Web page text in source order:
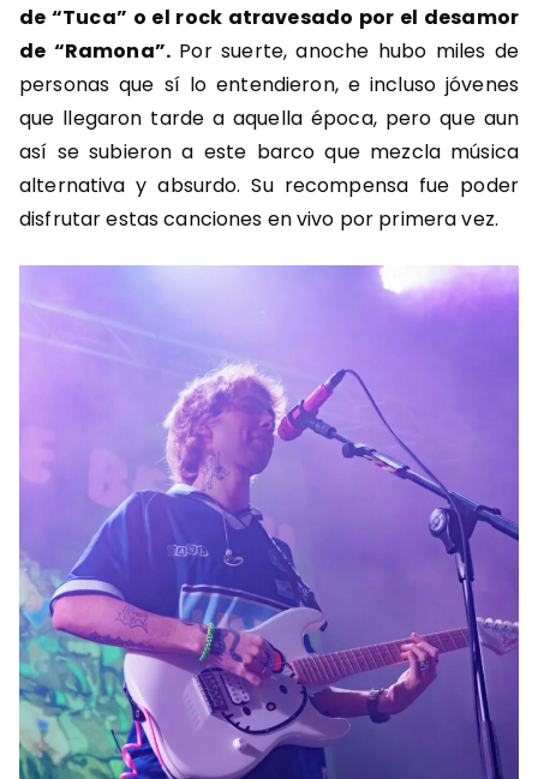
de “Tuca” o el rock atravesado por el desamor
de “Ramona”.Por suerte, anoche hubo miles de
personas que sí lo entendieron, e incluso jóvenes
que llegaron tarde a aquella época, pero que aun
así se subieron a este barco que mezcla música
alternativa y absurdo. Su recompensa fue poder
disfrutar estas canciones en vivo por primera vez.